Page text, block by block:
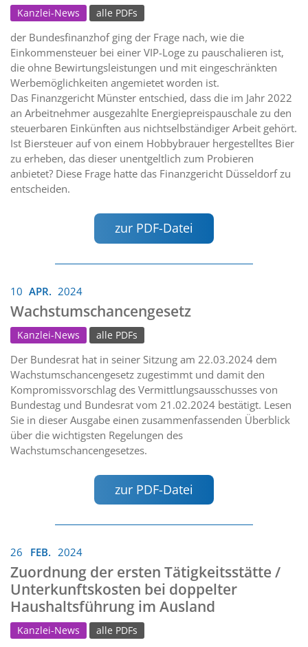
Kanzlei-News alle PDFs
der Bundesfinanzhof ging der Frage nach, wie die
Einkommensteuer bei einer VIP-Loge zu pauschalieren ist,
die ohne Bewirtungsleistungen und mit eingeschränkten
Werbemöglichkeiten angemietet worden ist.
Das Finanzgericht Münster entschied, dass die im Jahr 2022
an Arbeitnehmer ausgezahlte Energiepreispauschale zu den
steuerbaren Einkünften aus nichtselbständiger Arbeit gehört.
Ist Biersteuer auf von einem Hobbybrauer hergestelltes Bier
zu erheben, das dieser unentgeltlich zum Probieren
anbietet? Diese Frage hatte das Finanzgericht Düsseldorf zu
entscheiden.
zur PDF-Datei
10 APR. 2024
Wachstumschancengesetz
Kanzlei-News alle PDFs
Der Bundesrat hat in seiner Sitzung am 22.03.2024 dem
Wachstumschancengesetz zugestimmt und damit den
Kompromissvorschlag des Vermittlungsausschusses von
Bundestag und Bundesrat vom 21.02.2024 bestätigt. Lesen
Sie in dieser Ausgabe einen zusammenfassenden Überblick
über die wichtigsten Regelungen des
Wachstumschancengesetzes.
zur PDF-Datei
26 FEB. 2024
Zuordnung der ersten Tätigkeitsstätte /
Unterkunftskosten bei doppelter
Haushaltsführung im Ausland
Kanzlei-News alle PDFs